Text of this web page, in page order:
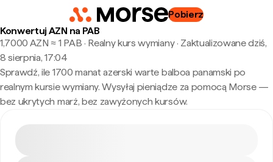
Pobierz
Konwertuj AZN na PAB
1,7000 AZN ≈ 1 PAB · Realny kurs wymiany· Zaktualizowane dziś,
8 sierpnia, 17:04
Sprawdź, ile 1700 manat azerski warte balboa panamski po
realnym kursie wymiany. Wysyłaj pieniądze za pomocą Morse —
bez ukrytych marż, bez zawyżonych kursów.